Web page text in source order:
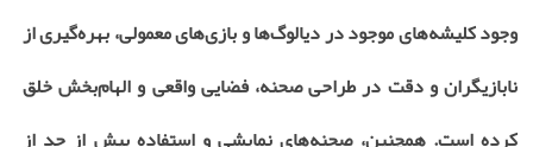
وجود کلیشه‌های موجود در دیالوگ‌ها و بازی‌های معمولی، بهره‌گیری از
نابازیگران و دقت در طراحی صحنه، فضایی واقعی و الهام‌بخش خلق